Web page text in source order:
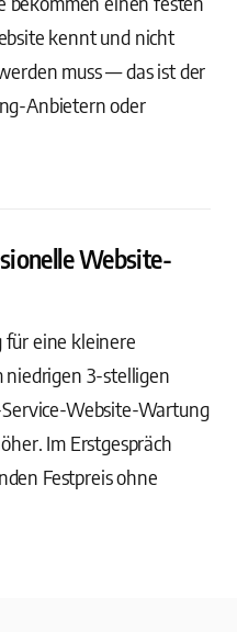
kennt und nicht
muss — das ist der
Anbietern oder
Website-
für eine kleinere
3-stelligen
Website-Wartung
Im Erstgespräch
Festpreis ohne